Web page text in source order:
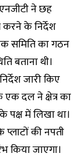
ने छह
करने के निर्देश
समिति का गठन
बताना थी।
जारी किए
दल ने क्षेत्र का
पक्ष में लिखा था।
की नपती
किया जाएगा।